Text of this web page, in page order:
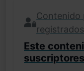
Contenido
registrados
Este